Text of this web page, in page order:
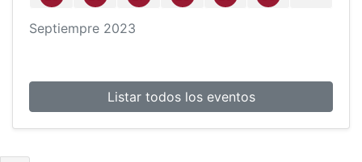
Septiempre 2023
Listar todos los eventos